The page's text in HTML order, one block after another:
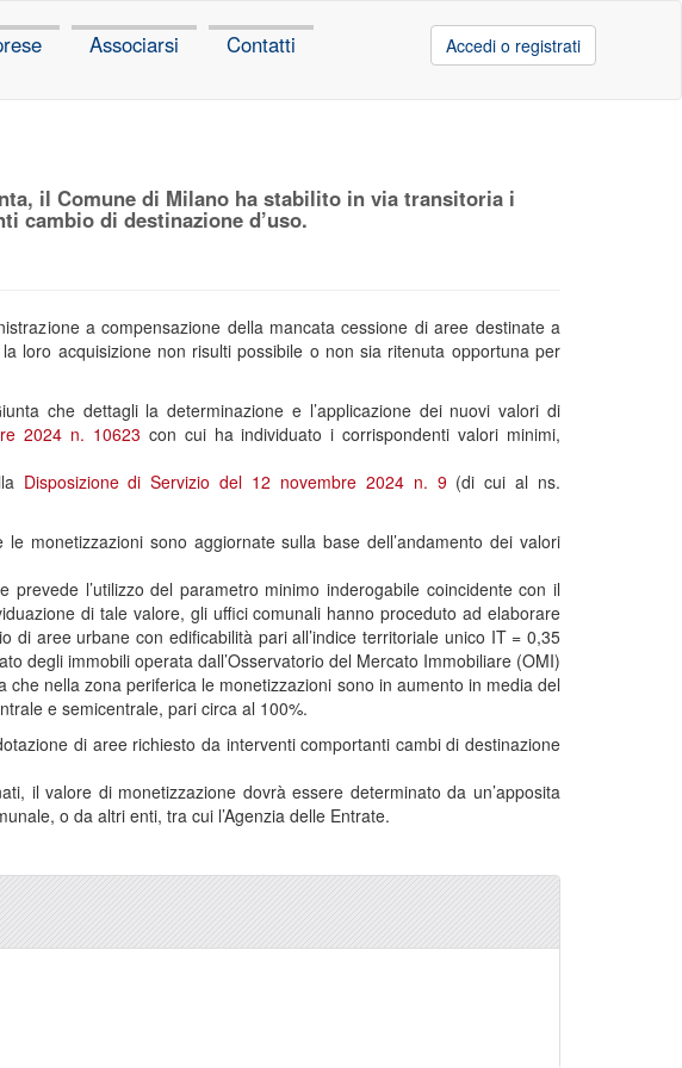
Associarsi Contatti Accedi o registrati
il Comune di Milano ha stabilito in via transitoria i
cambio di destinazione d’uso.
a compensazione della mancata cessione di aree destinate a
loro acquisizione non risulti possibile o non sia ritenuta opportuna per
che dettagli la determinazione e l’applicazione dei nuovi valori di
2024 n. 10623 con cui ha individuato i corrispondenti valori minimi,
Disposizione di Servizio del 12 novembre 2024 n. 9(di cui al ns.
monetizzazioni sono aggiornate sulla base dell’andamento dei valori
prevede l’utilizzo del parametro minimo inderogabile coincidente con il
di tale valore, gli uffici comunali hanno proceduto ad elaborare
aree urbane con edificabilità pari all’indice territoriale unico IT = 0,35
degli immobili operata dall’Osservatorio del Mercato Immobiliare (OMI)
che nella zona periferica le monetizzazioni sono in aumento in media del
e semicentrale, pari circa al 100%.
di aree richiesto da interventi comportanti cambi di destinazione
il valore di monetizzazione dovrà essere determinato da un’apposita
o da altri enti, tra cui l’Agenzia delle Entrate.